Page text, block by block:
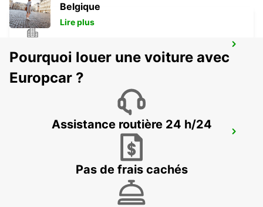
FALUN - SWEDEN
FALUN TRAIN STATION
Belgique
Lire plus
Pourquoi louer une voiture avec
Europcar ?
Assistance routière 24 h/24
Pas de frais cachés